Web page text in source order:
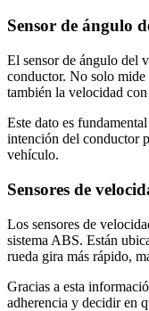
Sensor de ángulo
El sensor de ángulo del
conductor. No solo
también la velocidad
Este dato es
intención del conductor
vehículo.
Sensores de
Los sensores de
sistema ABS. Están
rueda gira más rápido,
Gracias a esta
adherencia y decidir en